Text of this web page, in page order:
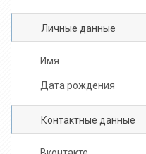
Личные данные
Имя
Дата рождения
Контактные данные